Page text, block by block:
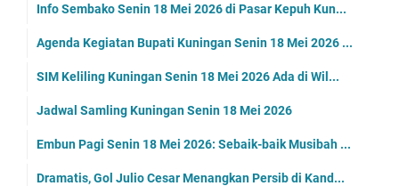
Info Sembako Senin 18 Mei 2026 di Pasar Kepuh Kun...
Agenda Kegiatan Bupati Kuningan Senin 18 Mei 2026 ...
SIM Keliling Kuningan Senin 18 Mei 2026 Ada di Wil...
Jadwal Samling Kuningan Senin 18 Mei 2026
Embun Pagi Senin 18 Mei 2026: Sebaik-baik Musibah ...
Dramatis, Gol Julio Cesar Menangkan Persib di Kand...